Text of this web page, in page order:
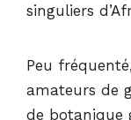
singuliers
Peu
amateurs de
de botanique